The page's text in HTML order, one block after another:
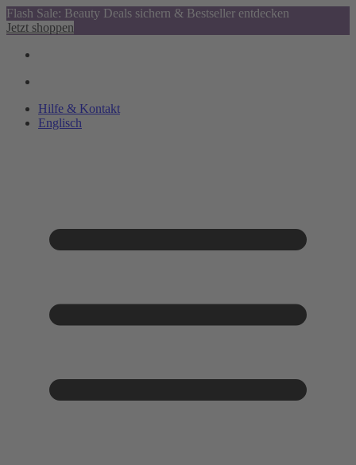
Flash Sale: Beauty Deals sichern & Bestseller entdecken
Jetzt shoppen
Hilfe & Kontakt
Englisch